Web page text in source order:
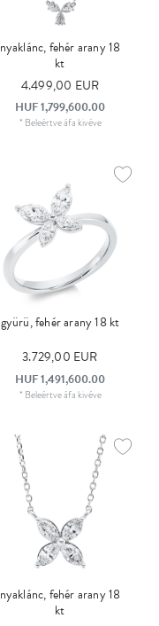
nyaklánc, fehér arany 18
kt
4.499,00 EUR
HUF 1,799,600.00
* Beleértve áfa kivéve
gyürü, fehér arany 18 kt
3.729,00 EUR
HUF 1,491,600.00
* Beleértve áfa kivéve
nyaklánc, fehér arany 18
kt